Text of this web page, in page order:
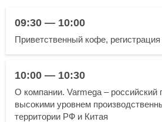
09:30 — 10:00
Приветственный кофе, регистрация
10:00 — 10:30
О компании. Varmega – российский
высокими уровнем
территории РФ и Китая